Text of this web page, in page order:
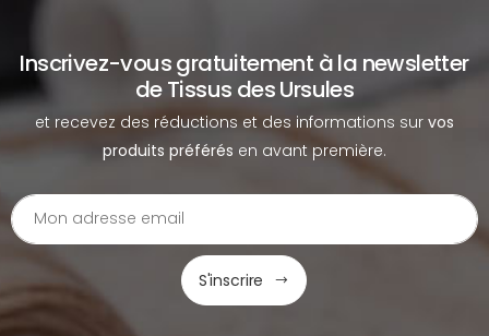
Inscrivez-vous gratuitement à la newsletter
de Tissus des Ursules
et recevez des réductions et des informations sur vos
produits préférés en avant première.
S'inscrire